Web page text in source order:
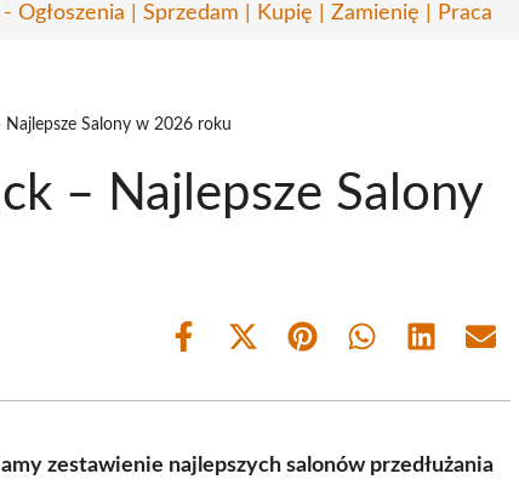
- Ogłoszenia | Sprzedam | Kupię | Zamienię | Praca
Najlepsze Salony w 2026 roku
– Najlepsze Salony
Share
Share
(Twitter)
Share Share Share Share
zestawienie najlepszych salonów przedłużania